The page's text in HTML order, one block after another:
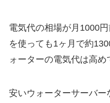
電気代の相場が月1000
を使っても1ヶ月で約
ォーターの電気代は高め
安いウォーターサーバー